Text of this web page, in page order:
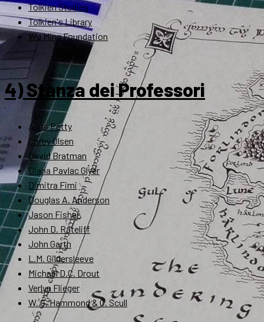
Tolkien Studies
Tolkien's Library
Wu Ming Foundation
4) Stanza dei Professori
Anne Petty
Corey Olsen
David Bratman
Diana Pavlac Glyer
Dimitra Fimi
Douglas A. Anderson
Jason Fisher
John D. Rateliff
John Garth
L.M. Gildersleeve
Michael D.C. Drout
Verlyn Flieger
W. G. Hammond & C. Scull